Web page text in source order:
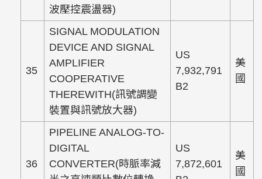
波壓控震盪器)
35
SIGNAL MODULATION
DEVICE AND SIGNAL
AMPLIFIER
COOPERATIVE
THEREWITH(訊號調變
裝置與訊號放大器)
US
7,932,791
B2
美
國
36
PIPELINE ANALOG-TO-
DIGITAL
CONVERTER(時脈率減
US
7,872,601
美
國